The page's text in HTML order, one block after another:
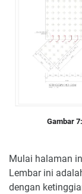
Gambar 7:
Mulai halaman
Lembar ini
dengan